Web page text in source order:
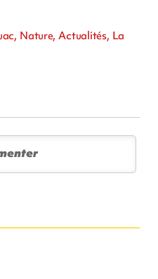
Nature, Actualités, La